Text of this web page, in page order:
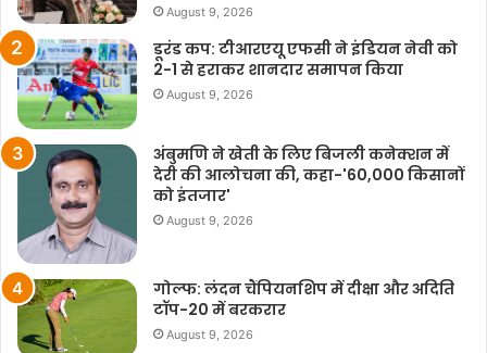
August 9, 2026
डूरंड कप: टीआरएयू एफसी ने इंडियन नेवी को
2-1 से हराकर शानदार समापन किया
August 9, 2026
अंबुमणि ने खेती के लिए बिजली कनेक्शन में
देरी की आलोचना की, कहा-'60,000 किसानों
को इंतजार'
August 9, 2026
गोल्फ: लंदन चैंपियनशिप में दीक्षा और अदिति
टॉप-20 में बरकरार
August 9, 2026